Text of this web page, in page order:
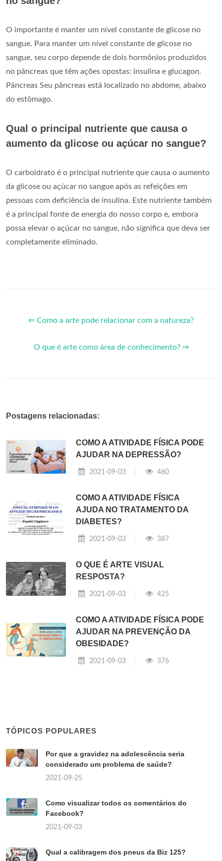
O importante é manter um nível constante de glicose no
sangue. Para manter um nível constante de glicose no
sangue, seu corpo depende de dois hormônios produzidos
no pâncreas que têm ações opostas: insulina e glucagon.
Pâncreas Seu pâncreas está localizado no abdome, abaixo
do estômago.
Qual o principal nutriente que causa o
aumento da glicose ou açúcar no sangue?
O carboidrato é o principal nutriente que causa o aumento
da glicose ou açúcar no sangue após as refeições em
pessoas com deficiência de insulina. Este nutriente também
é a principal fonte de energia do nosso corpo e, embora
possa elevar o açúcar no sangue, não significa que deva ser
completamente eliminado.
⇐ Como a arte pode relacionar com a natureza?
O que é arte como área de conhecimento? ⇒
Postagens relacionadas:
COMO A ATIVIDADE FÍSICA PODE
AJUDAR NA DEPRESSÃO?
2021-09-03 460
COMO A ATIVIDADE FÍSICA
AJUDA NO TRATAMENTO DA
DIABETES?
2021-09-03 387
O QUE É ARTE VISUAL
RESPOSTA?
2021-09-03 425
COMO A ATIVIDADE FÍSICA PODE
AJUDAR NA PREVENÇÃO DA
OBESIDADE?
2021-09-03 376
TÓPICOS POPULARES
Por que a gravidez na adolescência seria
considerado um problema de saúde?
2021-09-25
Como visualizar todos os comentários do
Facebook?
2021-09-03
Qual a calibragem dos pneus da Biz 125?